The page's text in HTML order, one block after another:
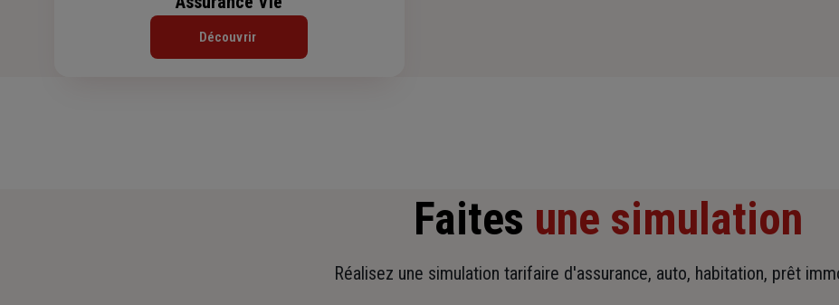
Découvrir
Faites une simulation
Réalisez une simulation tarifaire d'assurance, auto, habitation, prêt